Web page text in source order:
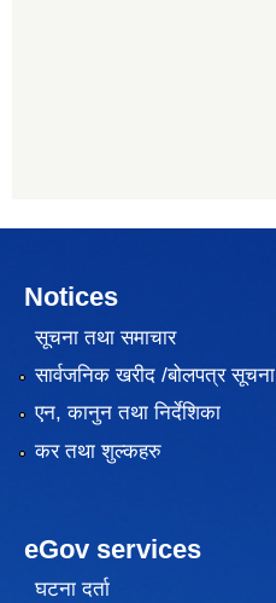
Notices
सूचना तथा समाचार
सार्वजनिक खरीद /बोलपत्र सूचना
एन, कानुन तथा निर्देशिका
कर तथा शुल्कहरु
eGov services
घटना दर्ता